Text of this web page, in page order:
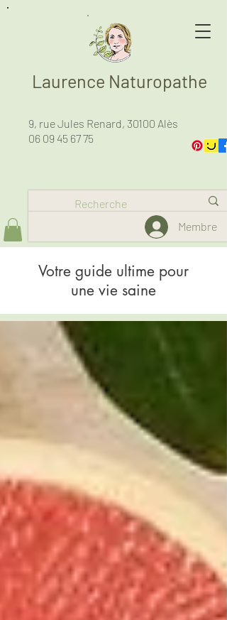
9, rue Jules Renard, 30100 Alès
06 09 45 67 75
Membre
Laurence Naturopathe
Votre guide ultime pour
une vie saine